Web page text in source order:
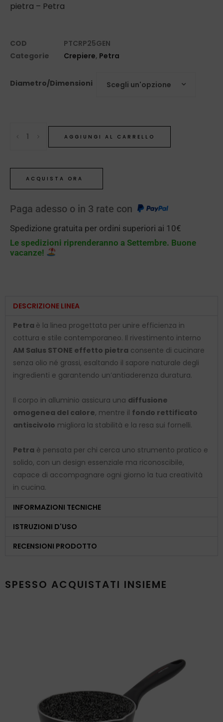
pietra – Petra
COD
PTCRP25GEN
Categorie
Crepiere, Petra
Diametro/Dimensioni Scegli un'opzione
AGGIUNGI AL CARRELLO
ACQUISTA ORA
Paga adesso o in 3 rate con
Spedizione gratuita per ordini superiori ai 10€
Le spedizioni riprenderanno a Settembre. Buone
vacanze!
DESCRIZIONE LINEA
Petra è la linea progettata per unire efficienza in
cottura e stile contemporaneo. Il rivestimento interno
AM Salus STONE effetto pietra consente di cucinare
senza olio né grassi, esaltando il sapore naturale degli
ingredienti e garantendo un’antiaderenza duratura.
Il corpo in alluminio assicura una diffusione
omogenea del calore, mentre il fondo rettificato
antiscivolo migliora la stabilità e la resa sui fornelli.
Petra è pensata per chi cerca uno strumento pratico e
solido, con un design essenziale ma riconoscibile,
capace di accompagnare ogni giorno la tua creatività
in cucina.
INFORMAZIONI TECNICHE
ISTRUZIONI D'USO
RECENSIONI PRODOTTO
SPESSO ACQUISTATI INSIEME